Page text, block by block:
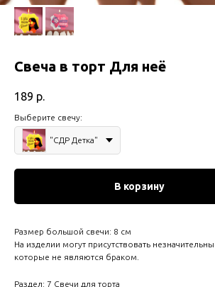
Свеча в торт Для неё
189 р.
Выберите свечу:
"СДР Детка"
В корзину
Размер большой свечи: 8 см
На изделии могут присутствовать
которые не являются браком.
Раздел: 7 Свечи для торта